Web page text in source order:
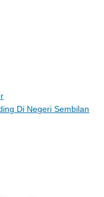
Di Negeri Sembilan